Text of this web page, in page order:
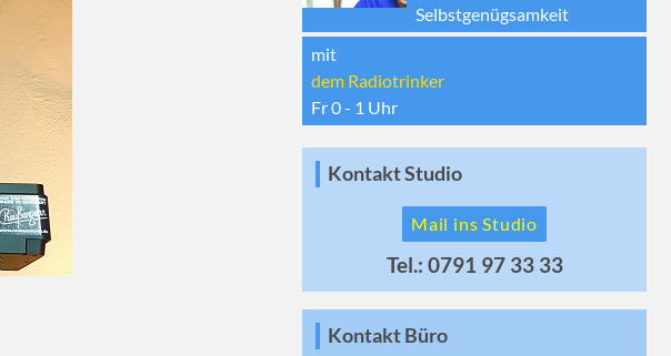
Selbstgenügsamkeit
mit
dem Radiotrinker
Fr 0 - 1 Uhr
Kontakt Studio
Mail ins Studio
Tel.: 0791 97 33 33
Kontakt Büro